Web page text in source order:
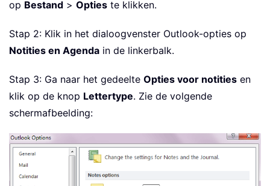
op Bestand > Opties te klikken.
Stap 2: Klik in het dialoogvenster Outlook-opties op
Notities en Agenda in de linkerbalk.
Stap 3: Ga naar het gedeelte Opties voor notities en
klik op de knop Lettertype. Zie de volgende
schermafbeelding: